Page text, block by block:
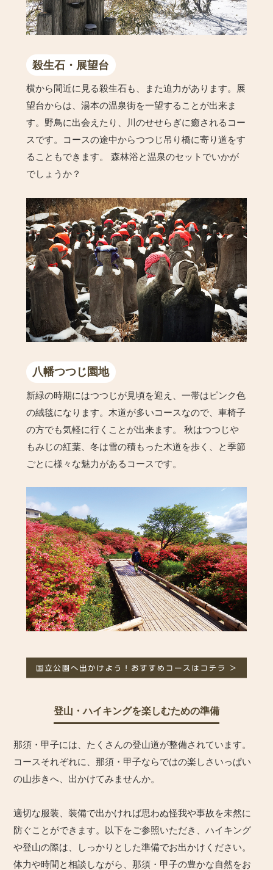
殺生石・展望台
横から間近に見る殺生石も、また迫力があります。展
望台からは、湯本の温泉街を一望することが出来ま
す。野鳥に出会えたり、川のせせらぎに癒されるコー
スです。コースの途中からつつじ吊り橋に寄り道をす
ることもできます。 森林浴と温泉のセットでいかが
でしょうか？
八幡つつじ園地
新緑の時期にはつつじが見頃を迎え、一帯はピンク色
の絨毯になります。木道が多いコースなので、車椅子
の方でも気軽に行くことが出来ます。 秋はつつじや
もみじの紅葉、冬は雪の積もった木道を歩く、と季節
ごとに様々な魅力があるコースです。
登山・ハイキングを楽しむための準備
那須・甲子には、たくさんの登山道が整備されています。
コースそれぞれに、那須・甲子ならではの楽しさいっぱい
の山歩きへ、出かけてみませんか。
適切な服装、装備で出かければ思わぬ怪我や事故を未然に
防ぐことができます。以下をご参照いただき、ハイキング
や登山の際は、しっかりとした準備でお出かけください。
体力や時間と相談しながら、那須・甲子の豊かな自然をお